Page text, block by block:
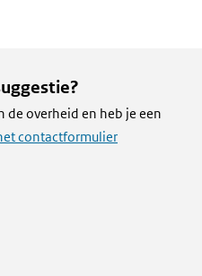
de overheid en heb je een
contactformulier